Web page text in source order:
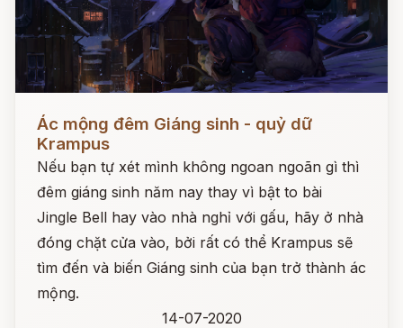
Đọc ngay
Ác mộng đêm Giáng sinh - quỷ dữ
Krampus
Nếu bạn tự xét mình không ngoan ngoãn gì thì
đêm giáng sinh năm nay thay vì bật to bài
Jingle Bell hay vào nhà nghỉ với gấu, hãy ở nhà
đóng chặt cửa vào, bởi rất có thể Krampus sẽ
tìm đến và biến Giáng sinh của bạn trở thành ác
mộng.
14-07-2020